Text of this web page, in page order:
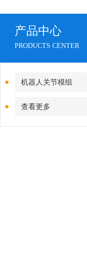
产品中心
PRODUCTS CENTER
机器人关节模组
查看更多